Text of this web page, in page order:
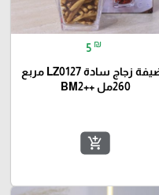
5 ₪
مضيفة زجاج سادة LZ0127 مربع
260مل ++BM2
add_shopping_cart